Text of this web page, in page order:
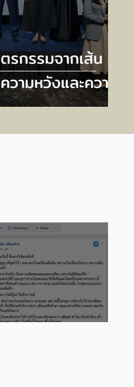
รกรรมจากเส้น
ามหวังและความ
ว ดุอาอ์ (วิงวอน
ารางวัล UOB